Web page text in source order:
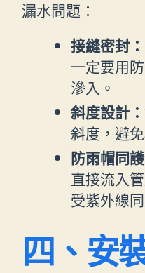
漏水問題：
接縫密封：
一定要用
滲入。
斜度設計：
斜度，避
防雨帽同護
直接流入
受紫外線
四、安